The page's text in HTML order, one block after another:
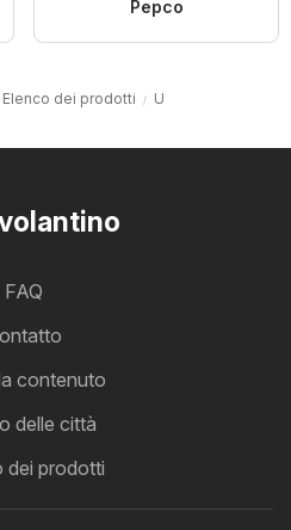
Pepco
Elenco dei prodotti U
FAQ
contenuto
delle città
dei prodotti